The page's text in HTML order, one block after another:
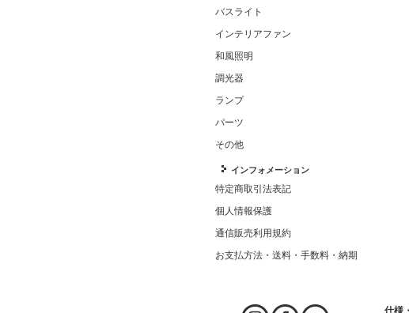
バスライト
インテリアファン
和風照明
調光器
ランプ
パーツ
その他
インフォメーション
特定商取引法表記
個人情報保護
通信販売利用規約
お支払方法・送料・手数料・納期
仕様